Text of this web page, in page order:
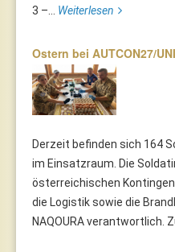
3 –... Weiterlesen
Ostern bei AUTCON27/
Derzeit befinden sich 164
im Einsatzraum. Die
österreichischen
die Logistik sowie die
NAQOURA verantwortlich.